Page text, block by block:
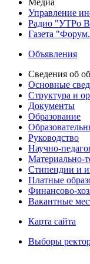
Медиа
Управление
Радио "УТРо
Газета
Объявления
Сведения об
Основные
Структура и
Документы
Образование
Руководство
Научно-
Материально-
Стипендии и
Платные
Финансово-
Вакантные
Карта сайта
Выборы